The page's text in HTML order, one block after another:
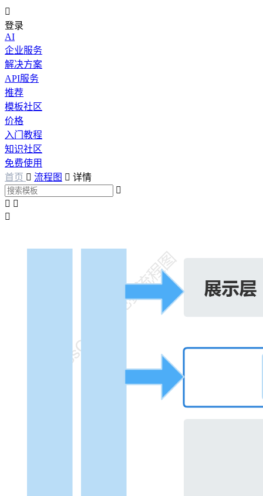

登录
AI
企业服务
解决方案
API服务
推荐
模板社区
价格
入门教程
知识社区
免费使用
首页  流程图  详情

 
